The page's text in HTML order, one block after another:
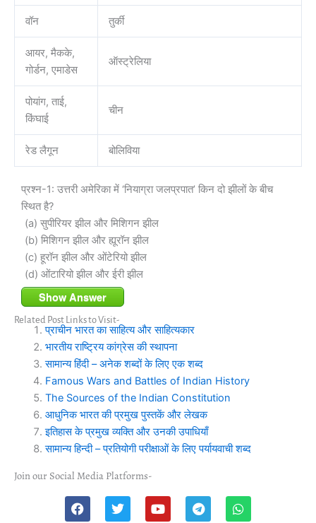
वॉन तुर्की
आयर, मैकके,
गोर्डन, एमाडेस
ऑस्ट्रेलिया
पोयांग, ताई,
किंघाई
चीन
रेड लैगून बोलिविया
प्रश्न-1: उत्तरी अमेरिका में ‘नियाग्रा जलप्रपात’ किन दो झीलों के बीच
स्थित है?
(a) सुपीरियर झील और मिशिगन झील
(b) मिशिगन झील और ह्यूरॉन झील
(c) हूरॉन झील और ओंटेरियो झील
(d) ओंटारियो झील और ईरी झील
Show Answer
Related Post Links to Visit-
प्राचीन भारत का साहित्य और साहित्यकार
भारतीय राष्ट्रिय कांग्रेस की स्थापना
सामान्य हिंदी – अनेक शब्दों के लिए एक शब्द
Famous Wars and Battles of Indian History
The Sources of the Indian Constitution
आधुनिक भारत की प्रमुख पुस्तकें और लेखक
इतिहास के प्रमुख व्यक्ति और उनकी उपाधियाँ
सामान्य हिन्दी – प्रतियोगी परीक्षाओं के लिए पर्यायवाची शब्द
Join our Social Media Platforms-
F
a
T
w
Y
o
T
e
W
h